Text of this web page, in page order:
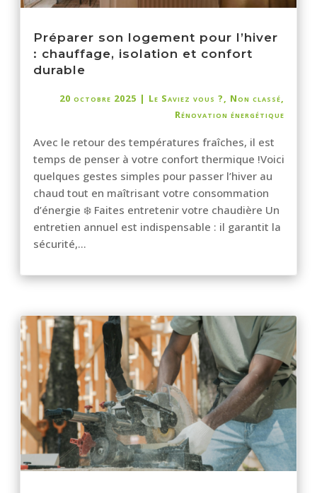
Préparer son logement pour l’hiver
: chauffage, isolation et confort
durable
20 octobre 2025 | Le Saviez vous ?, Non classé,
Rénovation énergétique
Avec le retour des températures fraîches, il est
temps de penser à votre confort thermique !Voici
quelques gestes simples pour passer l’hiver au
chaud tout en maîtrisant votre consommation
d’énergie ❄️ Faites entretenir votre chaudière Un
entretien annuel est indispensable : il garantit la
sécurité,...